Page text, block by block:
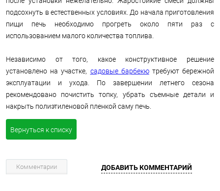
подсохнуть в естественных условиях. До начала приготовления
пищи печь необходимо прогреть около пяти раз с
использованием малого количества топлива.
Независимо от того, какое конструктивное решение
установлено на участке, садовые барбекютребуют бережной
эксплуатации и ухода. По завершении летнего сезона
рекомендовано почистить топку, убрать съемные детали и
накрыть полиэтиленовой пленкой саму печь.
Вернуться к списку
Комментарии ДОБАВИТЬ КОММЕНТАРИЙ